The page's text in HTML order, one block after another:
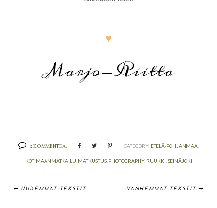
♥
2 KOMMENTTIA: CATEGORY: ETELÄ-POHJANMAA
KOTIMAANMATKAILU MATKUSTUS, PHOTOGRAPHY, RUUKKI SEINÄJOKI
UUDEMMAT TEKSTIT VANHEMMAT TEKSTIT